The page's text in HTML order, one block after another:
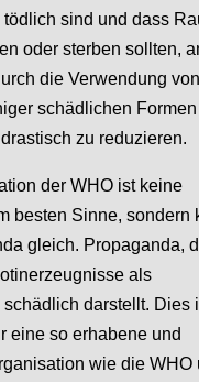
sind und dass
oder sterben sollten,
die Verwendung von
schädlichen
zu reduzieren.
der WHO ist keine
besten Sinne, sondern
gleich. Propaganda,
als
darstellt. Dies
eine so erhabene und
wie die WHO